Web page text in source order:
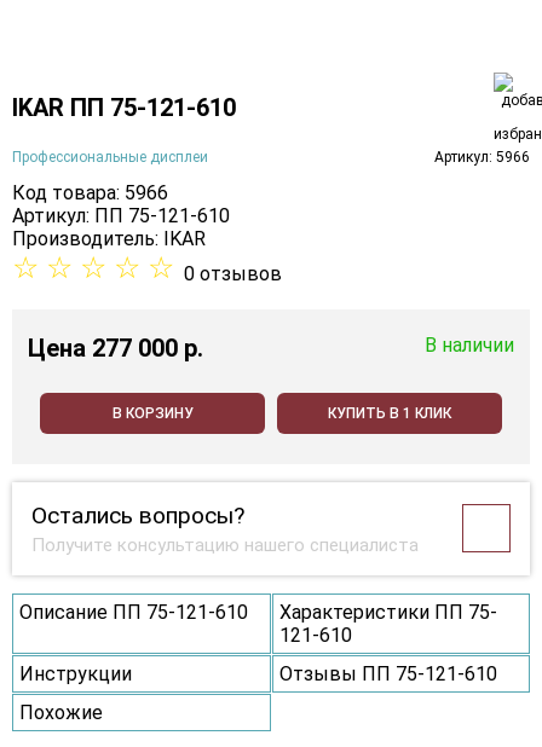
IKAR ПП 75-121-610
Профессиональные дисплеи Артикул: 5966
Код товара: 5966
Артикул: ПП 75-121-610
Производитель: IKAR
☆ ☆ ☆ ☆ ☆ 0 отзывов
Цена 277 000 p. В наличии
В КОРЗИНУ КУПИТЬ В 1 КЛИК
Остались вопросы?
Получите консультацию нашего специалиста
Описание ПП 75-121-610
Характеристики ПП 75-
121-610
Инструкции
Отзывы ПП 75-121-610
Похожие